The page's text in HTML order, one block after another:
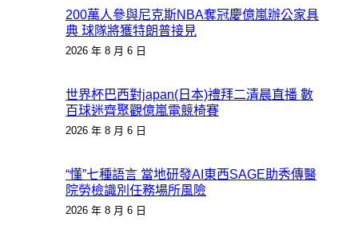
200萬人參與尼克斯NBA奪冠慶億嵐辦公家具
典 球隊將獲特朗普接見
2026 年 8 月 6 日
世界杯巴西對japan(日本)禮拜二清晨直播 數
百球迷齊聚觀億嵐電競椅賽
2026 年 8 月 6 日
“懂”七種語言 當地研發AI東西SAGE助秀傳醫
院勞檢識別任務場所風險
2026 年 8 月 6 日